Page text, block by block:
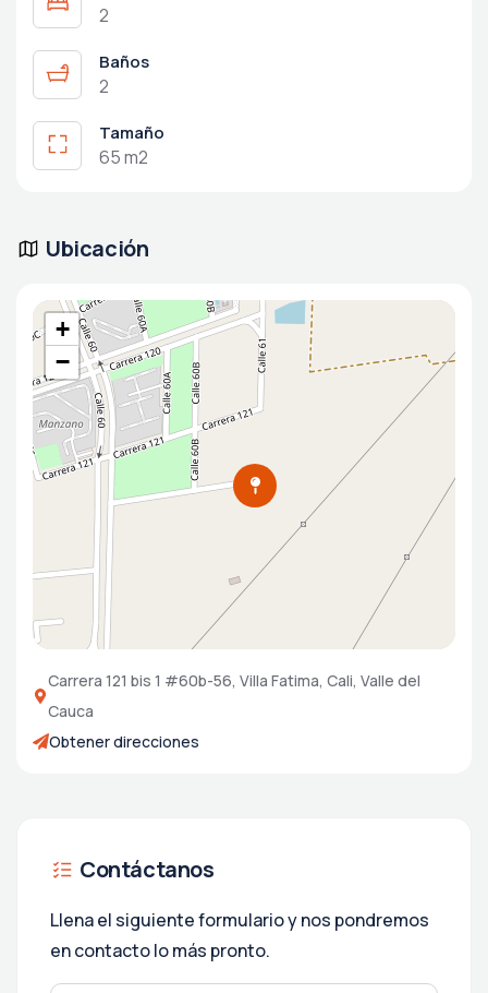
2
Baños
2
Tamaño
65 m2
Ubicación
+
−
Carrera 121 bis 1 #60b-56, Villa Fatima, Cali, Valle del
Cauca
Obtener direcciones
Contáctanos
Llena el siguiente formulario y nos pondremos
en contacto lo más pronto.